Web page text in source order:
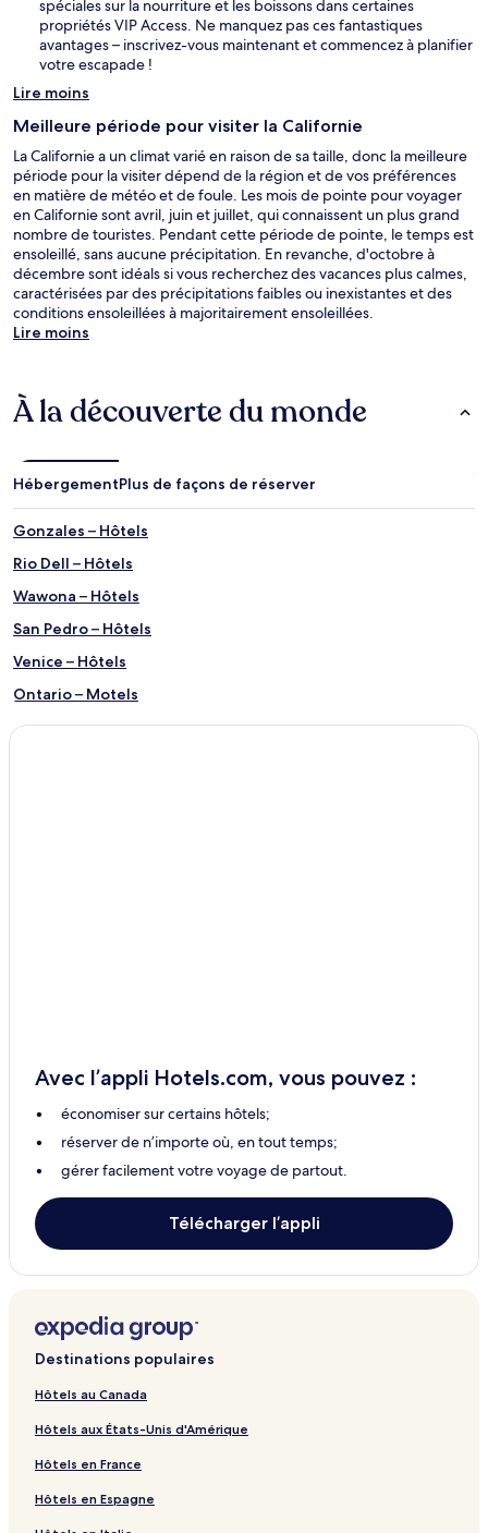
spéciales sur la nourriture et les boissons dans certaines
propriétés VIP Access. Ne manquez pas ces fantastiques
avantages – inscrivez-vous maintenant et commencez à planifier
votre escapade !
Lire moins
Meilleure période pour visiter la Californie
La Californie a un climat varié en raison de sa taille, donc la meilleure
période pour la visiter dépend de la région et de vos préférences
en matière de météo et de foule. Les mois de pointe pour voyager
en Californie sont avril, juin et juillet, qui connaissent un plus grand
nombre de touristes. Pendant cette période de pointe, le temps est
ensoleillé, sans aucune précipitation. En revanche, d'octobre à
décembre sont idéals si vous recherchez des vacances plus calmes,
caractérisées par des précipitations faibles ou inexistantes et des
conditions ensoleillées à majoritairement ensoleillées.
Lire moins
À la découverte du monde
HébergementPlus de façons de réserver
Gonzales – Hôtels
Rio Dell – Hôtels
Wawona – Hôtels
San Pedro – Hôtels
Venice – Hôtels
Ontario – Motels
Huntington Beach – Hôtels
Los Angeles – Hôtels 2 étoiles
Los Angeles – Hôtels 5 étoiles
Hôtels au bord de la plage – Los Angeles
Los Angeles – Hôtels
Vallée de la Mort – Hôtels
Big Sur – Hôtels
Cambria – Hôtels 2 étoiles
Hôtels avec vignoble – Sonoma
Del Mar – Hôtels
Avec l’appli Hotels.com, vous pouvez :
économiser sur certains hôtels;
réserver de n’importe où, en tout temps;
gérer facilement votre voyage de partout.
Télécharger l’appli
Destinations populaires
Hôtels au Canada
Hôtels aux États-Unis d'Amérique
Hôtels en France
Hôtels en Espagne